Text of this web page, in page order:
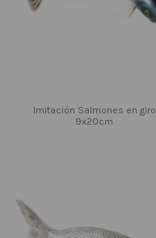
Imitación Salmones en giro
9x20cm